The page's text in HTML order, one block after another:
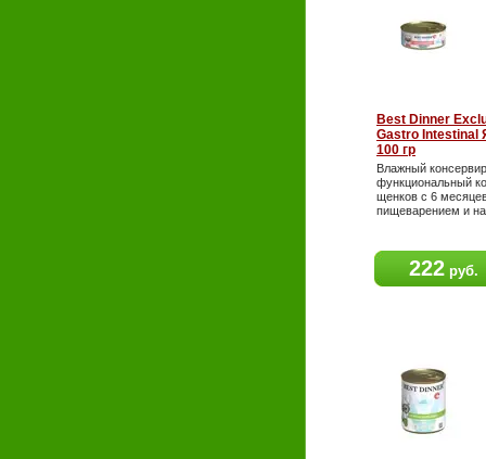
Best Dinner
Gastro Intestinal
100 гр
Влажный
функциональный
щенков с 6
пищеварением и
222 руб.